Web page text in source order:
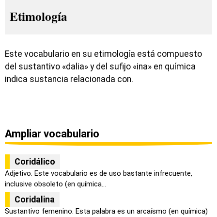
Etimología
Este vocabulario en su etimología está compuesto
del sustantivo «dalia» y del sufijo «ina» en química
indica sustancia relacionada con.
Ampliar vocabulario
Coridálico
Adjetivo. Este vocabulario es de uso bastante infrecuente,
inclusive obsoleto (en química...
Coridalina
Sustantivo femenino. Esta palabra es un arcaísmo (en química)